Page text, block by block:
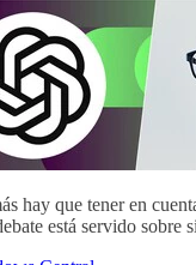
hay que tener en
está servido sobre